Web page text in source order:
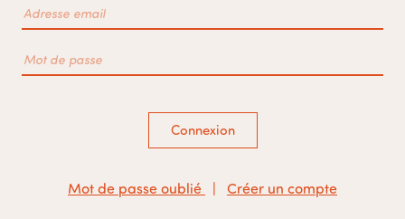
Connexion
Mot de passe oublié Créer un compte